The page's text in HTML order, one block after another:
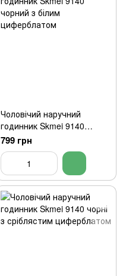
Чоловічий наручний
годинник Skmei 9140
чорний з білим
циферблатом
799 грн